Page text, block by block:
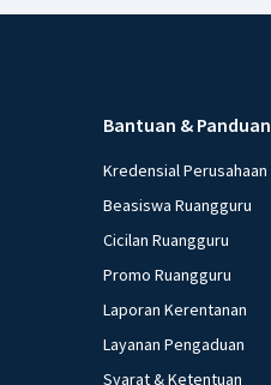
Bantuan & Panduan
Kredensial Perusahaan
Beasiswa Ruangguru
Cicilan Ruangguru
Promo Ruangguru
Laporan Kerentanan
Layanan Pengaduan
Syarat & Ketentuan